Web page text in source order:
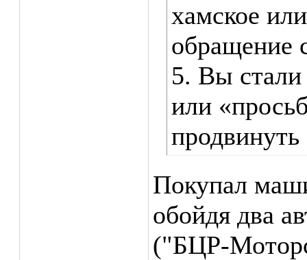
хамское
обращение
5. Вы стали
или
Покупал
обойдя два
("БЦР-